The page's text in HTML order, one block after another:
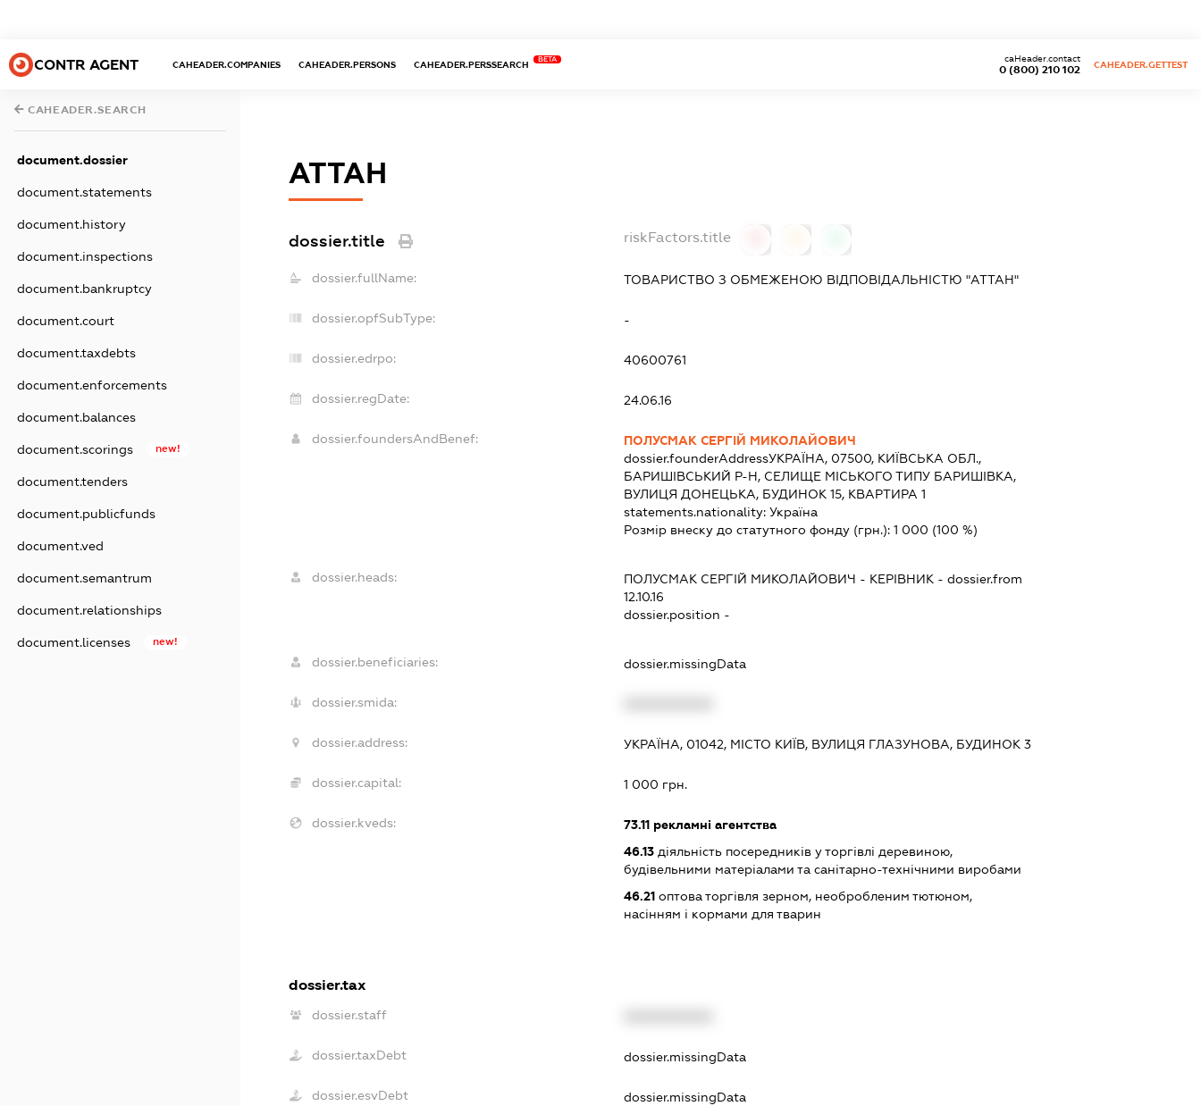
CONTR AGENT CAHEADER.COMPANIES CAHEADER.PERSONS CAHEADER.PERSSEARCH
BETA
0 (800) 210 102
caHeader.contact
CAHEADER.GETTEST
CAHEADER.SEARCH
document.dossier
document.statements
document.history
document.inspections
document.bankruptcy
document.court
document.taxdebts
document.enforcements
document.balances
document.scorings new!
document.tenders
document.publicfunds
document.ved
document.semantrum
document.relationships
document.licenses new!
АТТАН
dossier.title riskFactors.title
dossier.fullName: ТОВАРИСТВО З ОБМЕЖЕНОЮ ВІДПОВІДАЛЬНІСТЮ "АТТАН"
dossier.opfSubType: -
dossier.edrpo: 40600761
dossier.regDate: 24.06.16
dossier.foundersAndBenef:
ПОЛУСМАК СЕРГІЙ МИКОЛАЙОВИЧ
dossier.founderAddressУКРАЇНА, 07500, КИЇВСЬКА ОБЛ.,
БАРИШІВСЬКИЙ Р-Н, СЕЛИЩЕ МІСЬКОГО ТИПУ БАРИШІВКА,
ВУЛИЦЯ ДОНЕЦЬКА, БУДИНОК 15, КВАРТИРА 1
statements.nationality: Україна
Розмір внеску до статутного фонду (грн.): 1 000 (100 %)
dossier.heads: ПОЛУСМАК СЕРГІЙ МИКОЛАЙОВИЧ - КЕРІВНИК - dossier.from
12.10.16
dossier.position -
dossier.beneficiaries: dossier.missingData
dossier.smida:
dossier.address: УКРАЇНА, 01042, МІСТО КИЇВ, ВУЛИЦЯ ГЛАЗУНОВА, БУДИНОК 3
dossier.capital: 1 000 грн.
dossier.kveds: 73.11рекламні агентства
46.13діяльність посередників у торгівлі деревиною,
будівельними матеріалами та санітарно-технічними виробами
46.21оптова торгівля зерном, необробленим тютюном,
насінням і кормами для тварин
dossier.tax
dossier.staff
dossier.taxDebt dossier.missingData
dossier.esvDebt dossier.missingData